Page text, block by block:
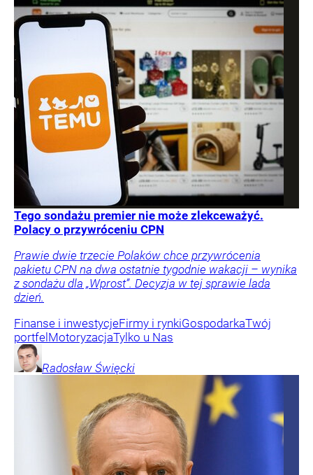
Tego sondażu premier nie może zlekceważyć.
Polacy o przywróceniu CPN
Prawie dwie trzecie Polaków chce przywrócenia
pakietu CPN na dwa ostatnie tygodnie wakacji – wynika
z sondażu dla „Wprost”. Decyzja w tej sprawie lada
dzień.
Finanse i inwestycjeFirmy i rynkiGospodarkaTwój
portfel MotoryzacjaTylko u Nas
Radosław Święcki